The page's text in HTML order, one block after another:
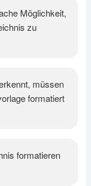
Möglichkeit,
zu
müssen
formatiert
formatieren